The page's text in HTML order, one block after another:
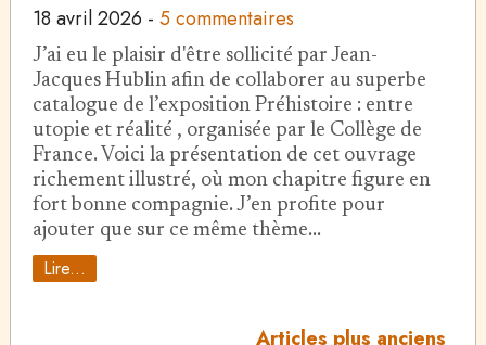
18 avril 2026 - 5 commentaires
J’ai eu le plaisir d'être sollicité par Jean-
Jacques Hublin afin de collaborer au superbe
catalogue de l’exposition Préhistoire : entre
utopie et réalité , organisée par le Collège de
France. Voici la présentation de cet ouvrage
richement illustré, où mon chapitre figure en
fort bonne compagnie. J’en profite pour
ajouter que sur ce même thème…
Lire...
Articles plus anciens